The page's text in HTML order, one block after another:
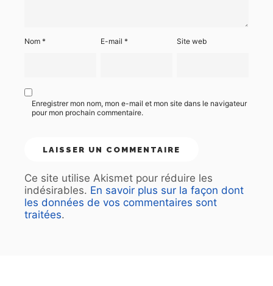
Nom * E-mail* Site web
Enregistrer mon nom, mon e-mail et mon site dans le navigateur
pour mon prochain commentaire.
Ce site utilise Akismet pour réduire les
indésirables. En savoir plus sur la façon dont
les données de vos commentaires sont
traitées.